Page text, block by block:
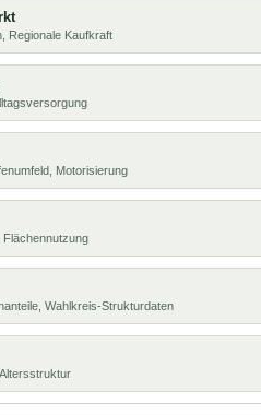
Regionale Kaufkraft
Motorisierung
Flächennutzung
Wahlkreis-Strukturdaten